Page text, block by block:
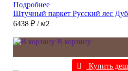
Подробнее
Штучный паркет Русский лес
6438 ₽ / м2
В корзину
Купить